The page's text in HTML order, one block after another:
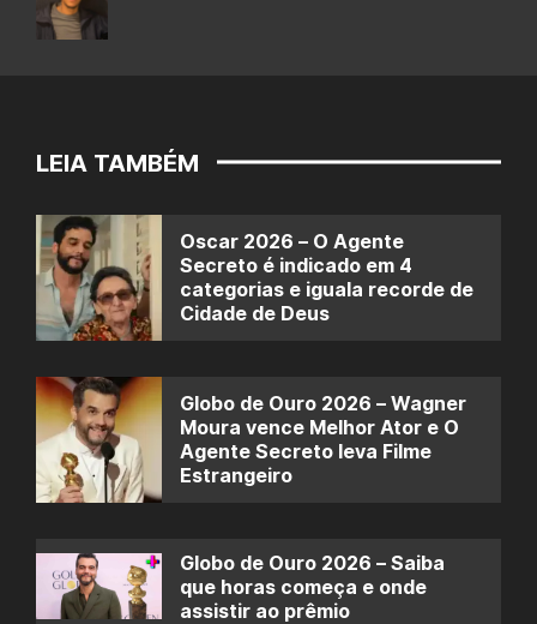
LEIA TAMBÉM
Oscar 2026 – O Agente
Secreto é indicado em 4
categorias e iguala recorde de
Cidade de Deus
Globo de Ouro 2026 – Wagner
Moura vence Melhor Ator e O
Agente Secreto leva Filme
Estrangeiro
Globo de Ouro 2026 – Saiba
que horas começa e onde
assistir ao prêmio